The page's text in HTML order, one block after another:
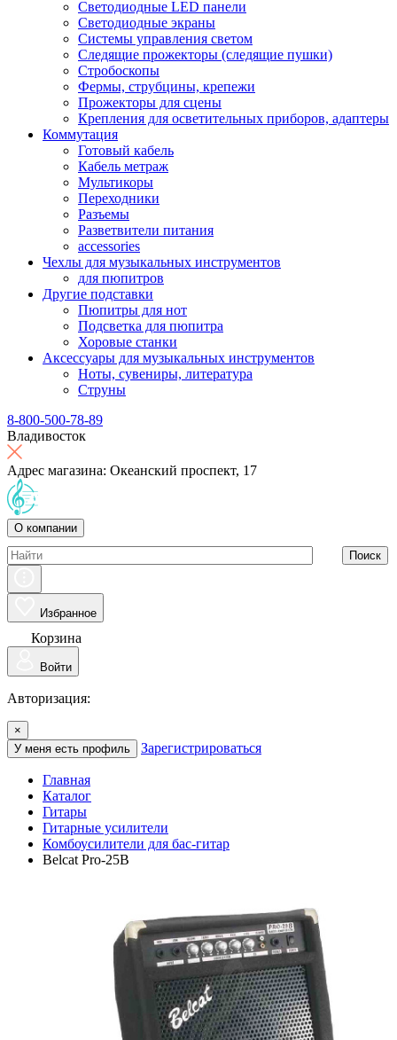
Светодиодные LED панели
Светодиодные экраны
Системы управления светом
Следящие прожекторы (следящие пушки)
Стробоскопы
Фермы, струбцины, крепежи
Прожекторы для сцены
Крепления для осветительных приборов, адаптеры
Коммутация
Готовый кабель
Кабель метраж
Мультикоры
Переходники
Разъемы
Разветвители питания
accessories
Чехлы для музыкальных инструментов
для пюпитров
Другие подставки
Пюпитры для нот
Подсветка для пюпитра
Хоровые станки
Аксессуары для музыкальных инструментов
Ноты, сувениры, литература
Струны
8-800-500-78-89
Владивосток
Адрес магазина: Океанский проспект, 17
О компании
Поиск
Избранное
Корзина
Войти
Авторизация:
×
У меня есть профиль
Зарегистрироваться
Главная
Каталог
Гитары
Гитарные усилители
Комбоусилители для бас-гитар
Belcat Pro-25B